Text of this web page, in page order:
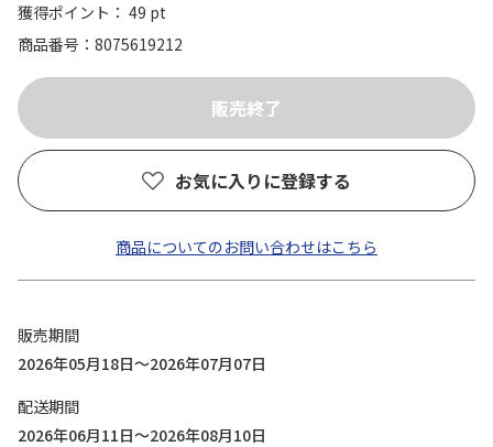
獲得ポイント： 49 pt
商品番号
8075619212
お気に入りに登録する
商品についてのお問い合わせはこちら
販売期間
2026年05月18日～2026年07月07日
配送期間
2026年06月11日～2026年08月10日